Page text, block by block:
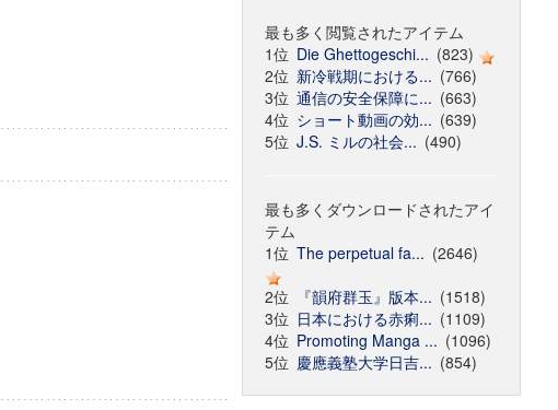
最も多く閲覧されたアイテム
1位 Die Ghettogeschi... (823)
2位 新冷戦期における... (766)
3位 通信の安全保障に... (663)
4位 ショート動画の効... (639)
5位 J.S. ミルの社会... (490)
最も多くダウンロードされたアイ
テム
1位 The perpetual fa... (2646)
2位
『韻府群玉』版本... (1518)
3位 日本における赤痢... (1109)
4位 Promoting Manga ... (1096)
5位 慶應義塾大学日吉... (854)